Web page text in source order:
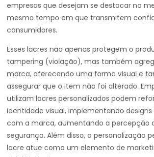
empresas que desejam se destacar no
mesmo tempo em que transmitem
consumidores.
Esses lacres não apenas protegem o
tampering (violação), mas também
marca, oferecendo uma forma visual e
assegurar que o item não foi alterado.
utilizam lacres personalizados podem
identidade visual, implementando
com a marca, aumentando a percepção
segurança. Além disso, a personalização
lacre atue como um elemento de